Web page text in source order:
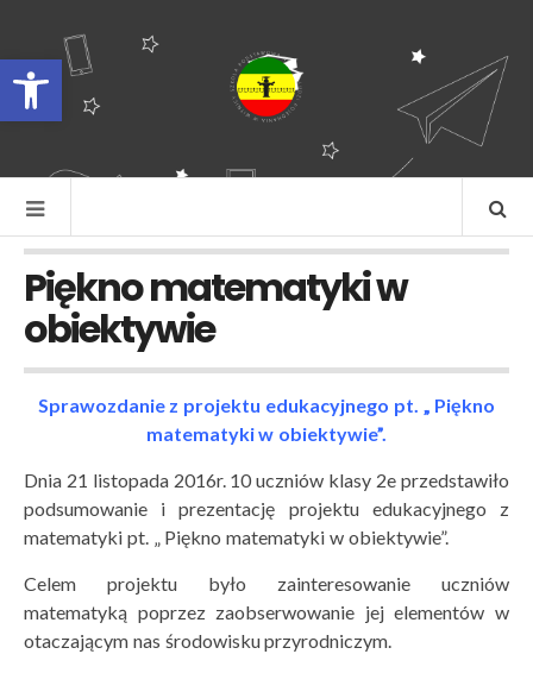
Otwórz pasek narzędzi
Piękno matematyki w
obiektywie
Sprawozdanie z projektu edukacyjnego pt. „ Piękno
matematyki w obiektywie”.
Dnia 21 listopada 2016r. 10 uczniów klasy 2e przedstawiło
podsumowanie i prezentację projektu edukacyjnego z
matematyki pt. „ Piękno matematyki w obiektywie”.
Celem projektu było zainteresowanie uczniów
matematyką poprzez zaobserwowanie jej elementów w
otaczającym nas środowisku przyrodniczym.